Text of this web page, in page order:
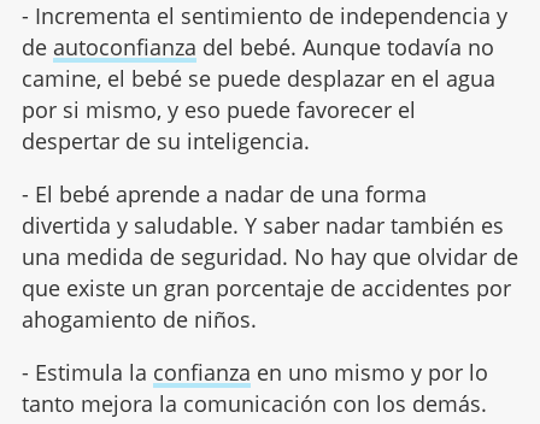
- Incrementa el sentimiento de independencia y
de autoconfianza del bebé. Aunque todavía no
camine, el bebé se puede desplazar en el agua
por si mismo, y eso puede favorecer el
despertar de su inteligencia.
- El bebé aprende a nadar de una forma
divertida y saludable. Y saber nadar también es
una medida de seguridad. No hay que olvidar de
que existe un gran porcentaje de accidentes por
ahogamiento de niños.
- Estimula la confianza en uno mismo y por lo
tanto mejora la comunicación con los demás.